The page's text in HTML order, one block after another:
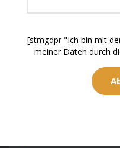
[stmgdpr "Ich bin mit
meiner Daten durch